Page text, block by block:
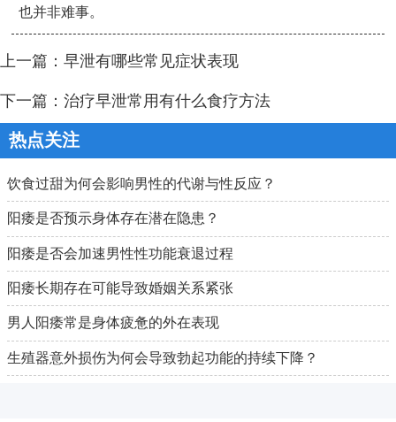
也并非难事。
上一篇： 早泄有哪些常见症状表现
下一篇： 治疗早泄常用有什么食疗方法
热点关注
饮食过甜为何会影响男性的代谢与性反应？
阳痿是否预示身体存在潜在隐患？
阳痿是否会加速男性性功能衰退过程
阳痿长期存在可能导致婚姻关系紧张
男人阳痿常是身体疲惫的外在表现
生殖器意外损伤为何会导致勃起功能的持续下降？